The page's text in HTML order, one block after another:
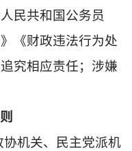
民共和国公务员
《财政违法行为处
究相应责任；涉嫌
机关、民主党派机